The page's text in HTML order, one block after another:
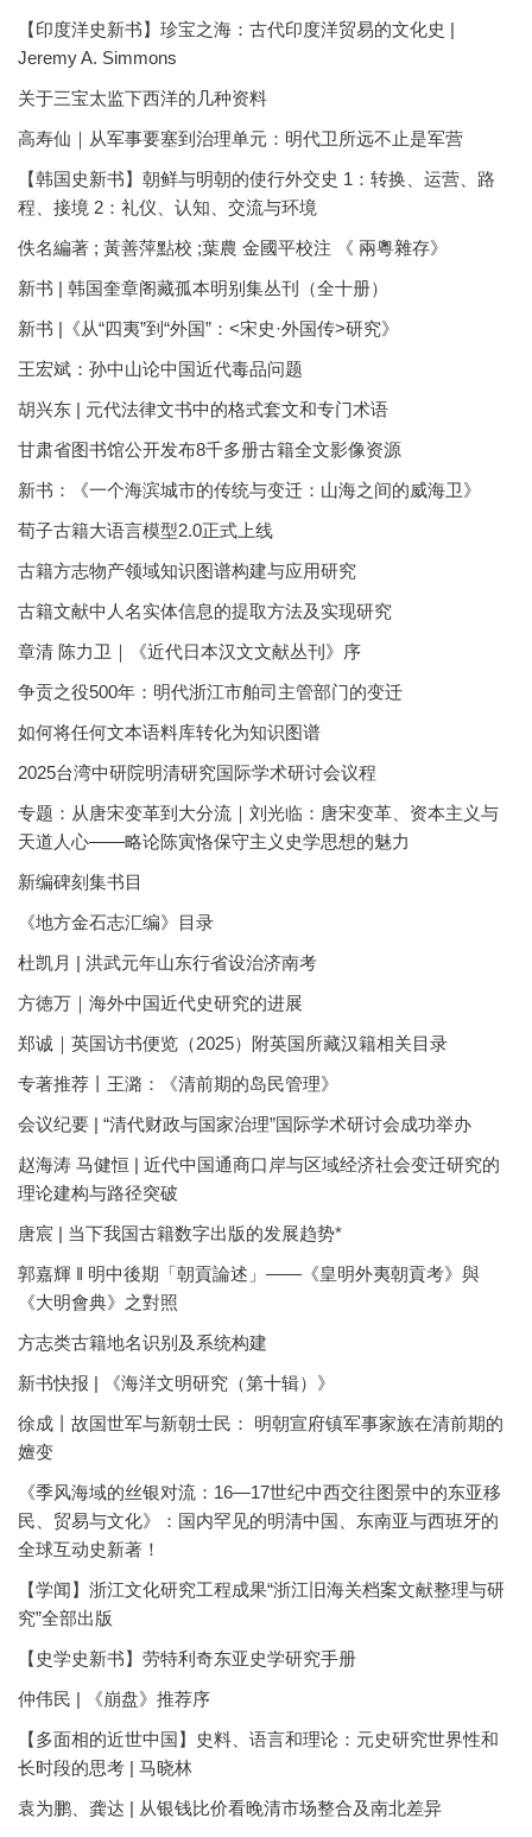
【印度洋史新书】珍宝之海：古代印度洋贸易的文化史 |
Jeremy A. Simmons
关于三宝太监下西洋的几种资料
高寿仙｜从军事要塞到治理单元：明代卫所远不止是军营
【韩国史新书】朝鲜与明朝的使行外交史 1：转换、运营、路
程、接境 2：礼仪、认知、交流与环境
佚名編著 ; 黃善萍點校 ;葉農 金國平校注 《 兩粵雜存》
新书 | 韩国奎章阁藏孤本明别集丛刊（全十册）
新书 |《从“四夷”到“外国”：<宋史·外国传>研究》
王宏斌：孙中山论中国近代毒品问题
胡兴东 | 元代法律文书中的格式套文和专门术语
甘肃省图书馆公开发布8千多册古籍全文影像资源
新书：《一个海滨城市的传统与变迁：山海之间的威海卫》
荀子古籍大语言模型2.0正式上线
古籍方志物产领域知识图谱构建与应用研究
古籍文献中人名实体信息的提取方法及实现研究
章清 陈力卫｜《近代日本汉文文献丛刊》序
争贡之役500年：明代浙江市舶司主管部门的变迁
如何将任何文本语料库转化为知识图谱
2025台湾中研院明清研究国际学术研讨会议程
专题：从唐宋变革到大分流｜刘光临：唐宋变革、资本主义与
天道人心——略论陈寅恪保守主义史学思想的魅力
新编碑刻集书目
《地方金石志汇编》目录
杜凯月 | 洪武元年山东行省设治济南考
方徳万｜海外中国近代史研究的进展
郑诚｜英国访书便览（2025）附英国所藏汉籍相关目录
专著推荐丨王潞：《清前期的岛民管理》
会议纪要 | “清代财政与国家治理”国际学术研讨会成功举办
赵海涛 马健恒 | 近代中国通商口岸与区域经济社会变迁研究的
理论建构与路径突破
唐宸 | 当下我国古籍数字出版的发展趋势*
郭嘉輝 ‖ 明中後期「朝貢論述」——《皇明外夷朝貢考》與
《大明會典》之對照
方志类古籍地名识别及系统构建
新书快报 | 《海洋文明研究（第十辑）》
徐成丨故国世军与新朝士民： 明朝宣府镇军事家族在清前期的
嬗变
《季风海域的丝银对流：16—17世纪中西交往图景中的东亚移
民、贸易与文化》：国内罕见的明清中国、东南亚与西班牙的
全球互动史新著！
【学闻】浙江文化研究工程成果“浙江旧海关档案文献整理与研
究”全部出版
【史学史新书】劳特利奇东亚史学研究手册
仲伟民 | 《崩盘》推荐序
【多面相的近世中国】史料、语言和理论：元史研究世界性和
长时段的思考 | 马晓林
袁为鹏、龚达 | 从银钱比价看晚清市场整合及南北差异